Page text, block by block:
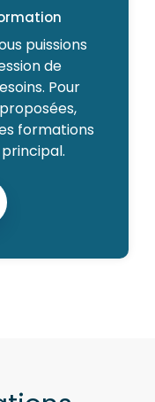
puissions
de
Pour
formations